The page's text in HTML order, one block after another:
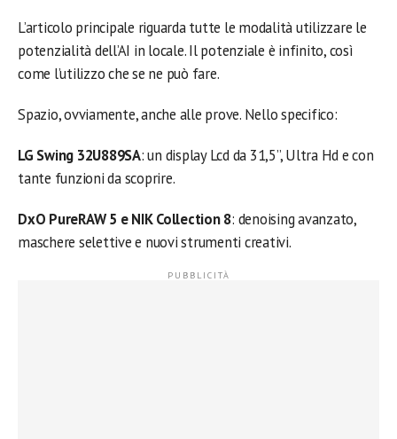
L’articolo principale riguarda tutte le modalità utilizzare le
potenzialità dell’AI in locale. Il potenziale è infinito, così
come l’utilizzo che se ne può fare.
Spazio, ovviamente, anche alle prove. Nello specifico:
LG Swing 32U889SA: un display Lcd da 31,5”, Ultra Hd e con
tante funzioni da scoprire.
DxO PureRAW 5 e NIK Collection 8: denoising avanzato,
maschere selettive e nuovi strumenti creativi.